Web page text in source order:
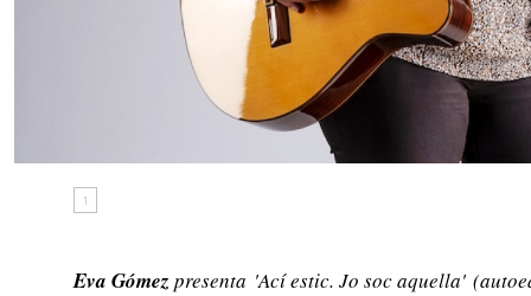
1
Eva Gómez presenta 'Ací estic. Jo soc aquella'